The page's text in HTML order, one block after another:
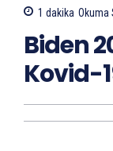
1 dakika Okuma
Biden
Kovid-